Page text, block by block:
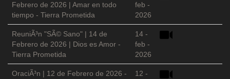
Febrero de 2026 | Amar en todo
tiempo - Tierra Prometida
feb -
2026
ReuniÃ³n "SÃ© Sano" | 14 de
Febrero de 2026 | Dios es Amor -
Tierra Prometida
14 -
feb -
2026
OraciÃ³n | 12 de Febrero de 2026 -
12 -